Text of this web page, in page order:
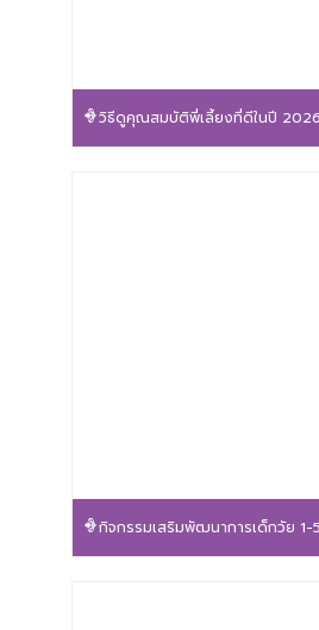
วิธีดูคุณสมบัติพี่เลี้ยงที่ดีในปี 2026: คู่มือเลือกผู้ช่วย
กิจกรรมเสริมพัฒนาการเด็กวัย 1-5